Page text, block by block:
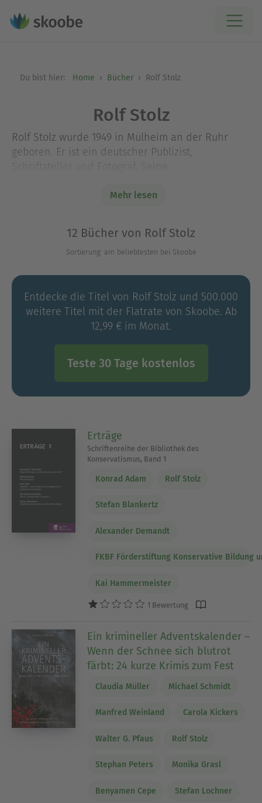
Du bist hier: Home Bücher Rolf Stolz
Rolf Stolz
Rolf Stolz wurde 1949 in Mülheim an der Ruhr
geboren. Er ist ein deutscher Publizist,
Französische, Englische, Rumänische und
Mehr lesen
12 Bücher von Rolf Stolz
Sortierung: am beliebtesten bei Skoobe
Entdecke die Titel von Rolf Stolz und 500.000
weitere Titel mit der Flatrate von Skoobe. Ab
12,99 € im Monat.
Teste 30 Tage kostenlos
Erträge
Schriftenreihe der Bibliothek des
Konservatismus, Band 1
Konrad Adam Rolf Stolz
Stefan Blankertz
Alexander Demandt
FKBF Förderstiftung Konservative Bildung
Kai Hammermeister
1 Bewertung
Ein krimineller Adventskalender –
Wenn der Schnee sich blutrot
färbt: 24 kurze Krimis zum Fest
Claudia Müller Michael Schmidt
Manfred Weinland Carola Kickers
Walter G. Pfaus Rolf Stolz
Stephan Peters Monika Grasl
Benyamen Cepe Stefan Lochner